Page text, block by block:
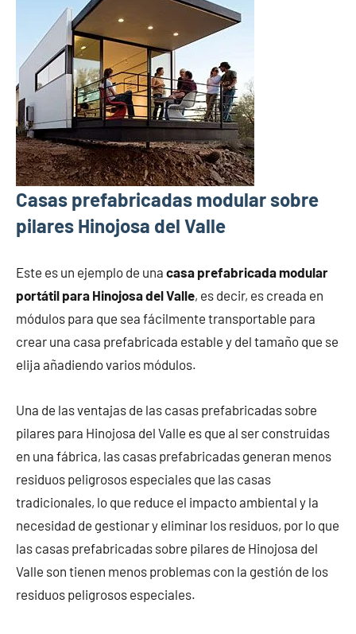
Casas prefabricadas modular sobre
pilares Hinojosa del Valle
Este es un ejemplo de una casa prefabricada modular
portátil para Hinojosa del Valle, es decir, es creada en
módulos para que sea fácilmente transportable para
crear una casa prefabricada estable y del tamaño que se
elija añadiendo varios módulos.
Una de las ventajas de las casas prefabricadas sobre
pilares para Hinojosa del Valle es que al ser construidas
en una fábrica, las casas prefabricadas generan menos
residuos peligrosos especiales que las casas
tradicionales, lo que reduce el impacto ambiental y la
necesidad de gestionar y eliminar los residuos, por lo que
las casas prefabricadas sobre pilares de Hinojosa del
Valle son tienen menos problemas con la gestión de los
residuos peligrosos especiales.